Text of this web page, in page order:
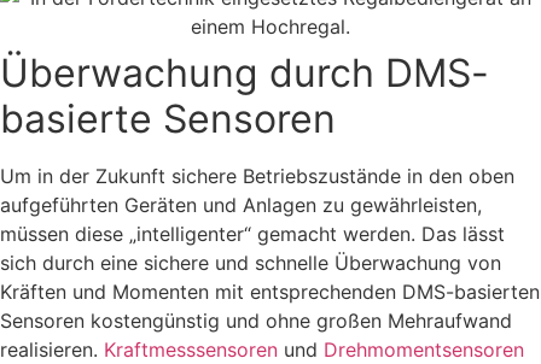
Überwachung durch DMS-
basierte Sensoren
Um in der Zukunft sichere Betriebszustände in den oben
aufgeführten Geräten und Anlagen zu gewährleisten,
müssen diese „intelligenter“ gemacht werden. Das lässt
sich durch eine sichere und schnelle Überwachung von
Kräften und Momenten mit entsprechenden DMS-basierten
Sensoren kostengünstig und ohne großen Mehraufwand
realisieren. Kraftmesssensoren und Drehmomentsensoren